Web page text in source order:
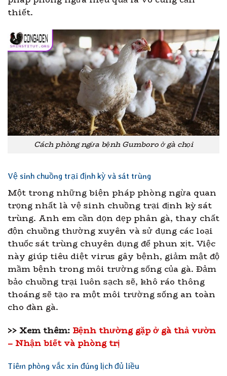
thiết.
Cách phòng ngừa bệnh Gumboro ở gà chọi
Vệ sinh chuồng trại định kỳ và sát trùng
Một trong những biện pháp phòng ngừa quan
trọng nhất là vệ sinh chuồng trại định kỳ sát
trùng. Anh em cần dọn dẹp phân gà, thay chất
độn chuồng thường xuyên và sử dụng các loại
thuốc sát trùng chuyên dụng để phun xịt. Việc
này giúp tiêu diệt virus gây bệnh, giảm mật độ
mầm bệnh trong môi trường sống của gà. Đảm
bảo chuồng trại luôn sạch sẽ, khô ráo thông
thoáng sẽ tạo ra một môi trường sống an toàn
cho đàn gà.
>> Xem thêm: Bệnh thường gặp ở gà thả vườn
– Nhận biết và phòng trị
Tiêm phòng vắc xin đúng lịch đủ liều